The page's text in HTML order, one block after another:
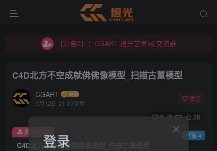
【公告2】：CGART 橙光艺术网 交流群
【公告2】：CGART 橙光艺术网 交流群
C4D北方不空成就佛佛像模型_扫描古董模型
CGART
9月12日 21:19更新
关注
0 57 20
C4D北方不空成就佛佛像模型_扫描古董模型
免费资源 已售 4
登录